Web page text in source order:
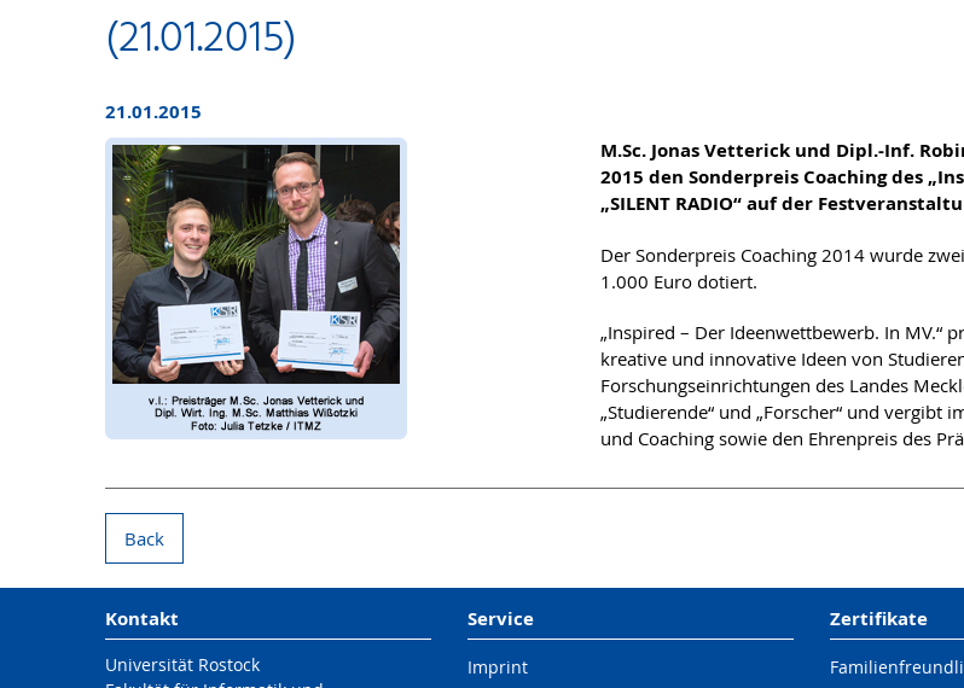
(21.01.2015)
21.01.2015
M.Sc. Jonas Vetterick und Dipl.-Inf.
2015 den Sonderpreis Coaching des
„SILENT RADIO“ auf der
Der Sonderpreis Coaching 2014 wurde
1.000 Euro dotiert.
„Inspired – Der Ideenwettbewerb. In MV.“
kreative und innovative Ideen von
Forschungseinrichtungen des Landes
„Studierende“ und „Forscher“ und vergibt
und Coaching sowie den Ehrenpreis des
Back
Kontakt
Universität Rostock
Service
Imprint
Zertifikate